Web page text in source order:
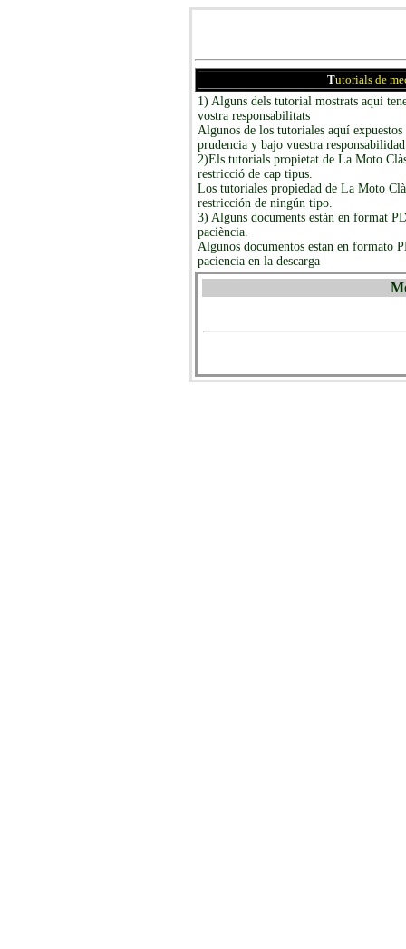
Tutorials de
1) Alguns dels tutorial mostrats aqui
vostra responsabilitats
Algunos de los tutoriales aquí expuestos
prudencia y bajo vuestra
2)Els tutorials propietat de La Moto
restricció de cap tipus.
Los tutoriales propiedad de La Moto
restricción de ningún tipo.
3) Alguns documents estàn en format
paciència.
Algunos documentos estan en formato
paciencia en la descarga